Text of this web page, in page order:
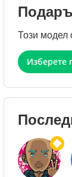
Този модел
Изберете